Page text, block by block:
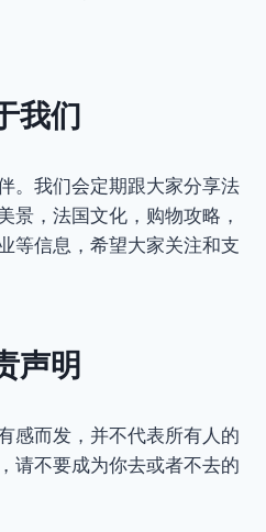
我们
。我们会定期跟大家分享法
景，法国文化，购物攻略，
等信息，希望大家关注和支
声明
感而发，并不代表所有人的
请不要成为你去或者不去的